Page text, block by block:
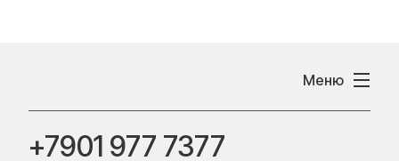
Меню
+7901 977 7377